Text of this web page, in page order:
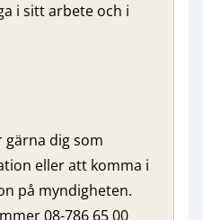
i sitt arbete och i
dig som
eller att komma i
på myndigheten.
08-786 65 00